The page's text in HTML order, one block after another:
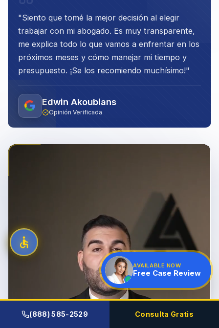
"Siento que tomé la mejor decisión al elegir
trabajar con mi abogado. Es muy transparente,
me explica todo lo que vamos a enfrentar en los
próximos meses y cómo manejar mi tiempo y
presupuesto. ¡Se los recomiendo muchísimo!"
Edwin Akoubians
Opinión Verificada
AVAILABLE NOW
Free Case Review